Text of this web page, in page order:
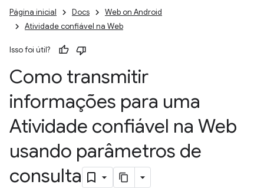
Página inicial Docs
Web on Android
Atividade confiável na Web
Isso foi útil?
Como transmitir
informações para uma
Atividade confiável na Web
usando parâmetros de
consulta